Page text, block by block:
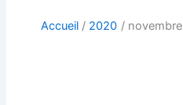
Accueil 2020 novembre